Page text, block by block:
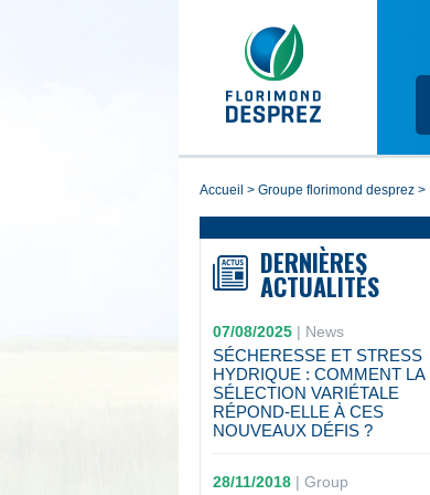
accueil > groupe florimond desprez >
DERNIÈRES
ACTUALITÉS
07/08/2025| News
SÉCHERESSE ET STRESS
HYDRIQUE : COMMENT LA
SÉLECTION VARIÉTALE
RÉPOND-ELLE À CES
NOUVEAUX DÉFIS ?
28/11/2018| Group